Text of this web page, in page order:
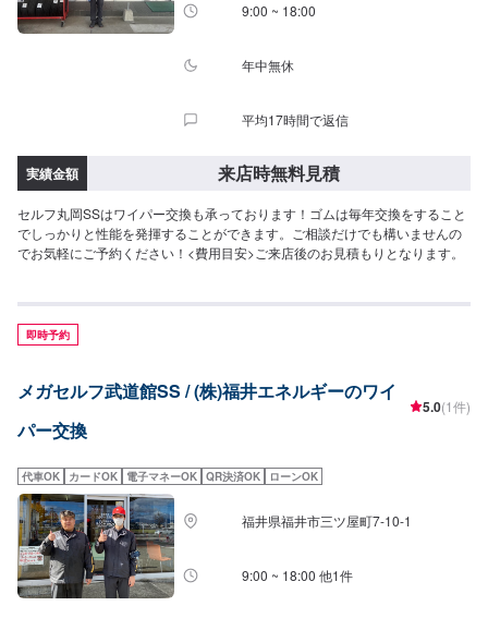
9:00 ~ 18:00
年中無休
平均17時間で返信
実績金額 来店時無料見積
セルフ丸岡SSはワイパー交換も承っております！ゴムは毎年交換をすること
でしっかりと性能を発揮することができます。ご相談だけでも構いませんの
でお気軽にご予約ください！<費用目安>ご来店後のお見積もりとなります。
即時予約
メガセルフ武道館SS / (株)福井エネルギーのワイ
パー交換
5.0(1件)
代車OK カードOK 電子マネーOK QR決済OK ローンOK
福井県福井市三ツ屋町7-10-1
9:00 ~ 18:00 他1件